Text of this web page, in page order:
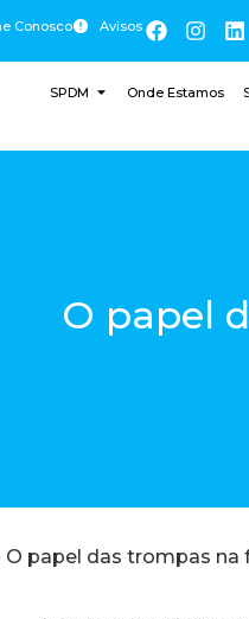
Conosco Avisos
SPDM Onde Estamos
O papel
O papel das trompas na